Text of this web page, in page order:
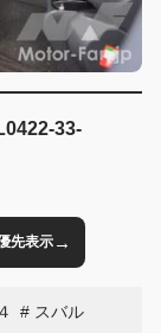
33-
先表示→
スバル